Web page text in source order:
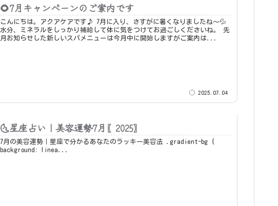
🌻7月キャンペーンのご案内です
こんにちは。アクアケアです♪ 7月に入り、さすがに暑くなりましたね～💦
水分、ミネラルをしっかり補給して体に気をつけてお過ごしくださいね。 先
月お知らせした新しいスパメニューは今月中に開始しますがご案内は...
2025.07.04
🌜星座占い｜美容運勢7月〖2025〗
7月の美容運勢｜星座で分かるあなたのラッキー美容法 .gradient-bg {
background: linea...